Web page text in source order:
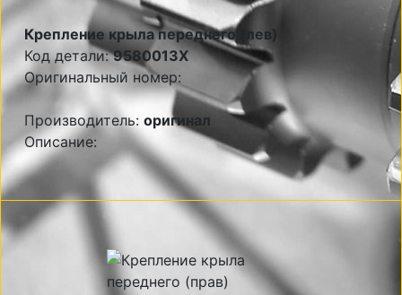
Крепление крыла переднего (лев)
Код детали:9580013X
Оригинальный номер:
Производитель: оригинал
Описание: